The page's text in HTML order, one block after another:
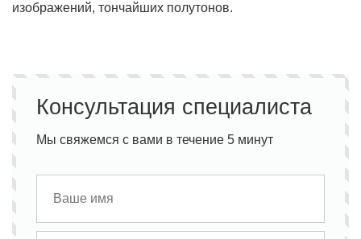
изображений, тончайших полутонов.
Консультация специалиста
Мы свяжемся с вами в течение 5 минут